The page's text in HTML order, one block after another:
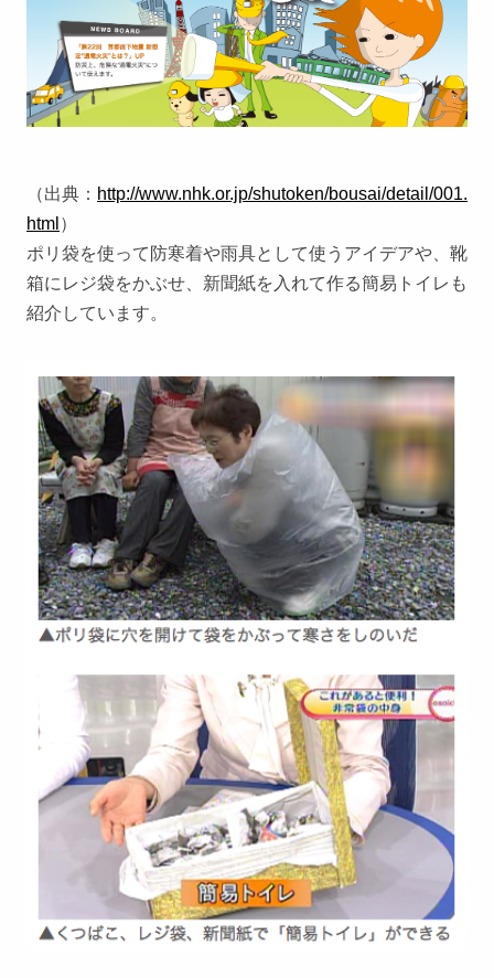
（出典： http://www.nhk.or.jp/shutoken/bousai/detail/001.
html ）
ポリ袋を使って防寒着や雨具として使うアイデアや、靴
箱にレジ袋をかぶせ、新聞紙を入れて作る簡易トイレも
紹介しています。